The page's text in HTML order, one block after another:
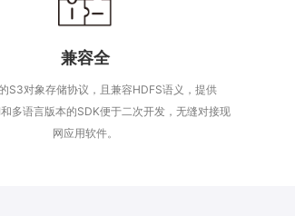
兼容全
S3对象存储协议，且兼容HDFS语义，提供
多语言版本的SDK便于二次开发，无缝对接现
网应用软件。